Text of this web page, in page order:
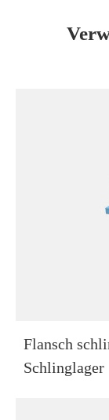
Flansch
Schlinglager